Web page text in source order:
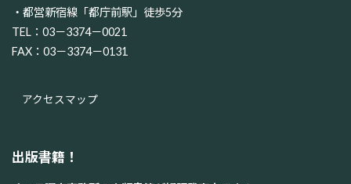
・都営新宿線「都庁前駅」徒歩5分
TEL：03－3374－0021
FAX：03－3374－0131
アクセスマップ
出版書籍！